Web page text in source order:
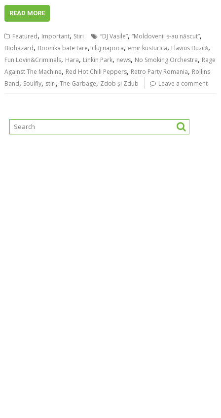
READ MORE
Featured, Important, Stiri “DJ Vasile”,“Moldovenii s-au născut”,
Biohazard, Boonika bate tare, cluj napoca, emir kusturica, Flavius Buzilă,
Fun Lovin&Criminals, Hara, Linkin Park, news, No Smoking Orchestra, Rage
Against The Machine, Red Hot Chili Peppers, Retro Party Romania, Rollins
Band, Soulfly, stiri,The Garbage, Zdob și Zdub Leave a comment